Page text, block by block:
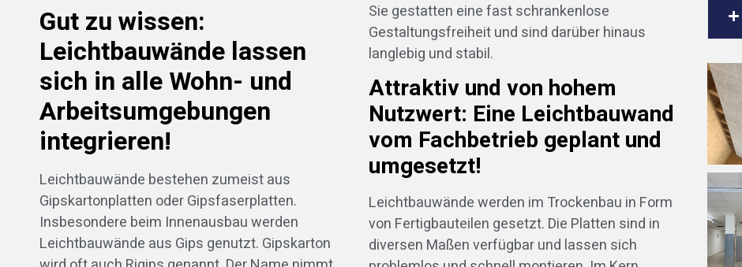
Gut zu wissen:
Leichtbauwände lassen
sich in alle Wohn- und
Arbeitsumgebungen
integrieren!
Leichtbauwände bestehen zumeist aus
Gipskartonplatten oder Gipsfaserplatten.
Insbesondere beim Innenausbau werden
Leichtbauwände aus Gips genutzt. Gipskarton
Sie gestatten eine fast schrankenlose
Gestaltungsfreiheit und sind darüber hinaus
langlebig und stabil.
Attraktiv und von hohem
Nutzwert: Eine Leichtbauwand
vom Fachbetrieb geplant und
umgesetzt!
Leichtbauwände werden im Trockenbau in Form
von Fertigbauteilen gesetzt. Die Platten sind in
diversen Maßen verfügbar und lassen sich